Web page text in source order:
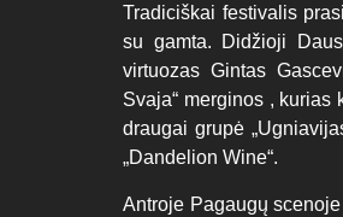
Tradiciškai festivalis
su gamta. Didžioji
virtuozas Gintas
Svaja“ merginos ,
draugai grupė
„Dandelion Wine“.
Antroje Pagaugų